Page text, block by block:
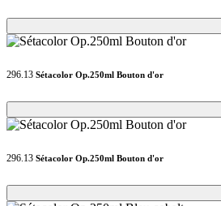
Loading...
Loading...
296.13 Sétacolor Op.250ml Bouton d'or
Loading...
Loading...
296.13 Sétacolor Op.250ml Bouton d'or
Loading...
Loading...